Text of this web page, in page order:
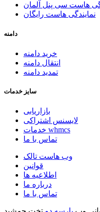
هاست سی پنل آلمان
نمایندگی هاست رایگان
دامنه
خرید دامنه
انتقال دامنه
تمدید دامنه
سایز خدمات
بازاریابی
لایسنس اشتراکی
خدمات whmcs
تماس با ما
وب هاست تالک
قوانین
اطلاعیه ها
درباره ما
تماس با ما